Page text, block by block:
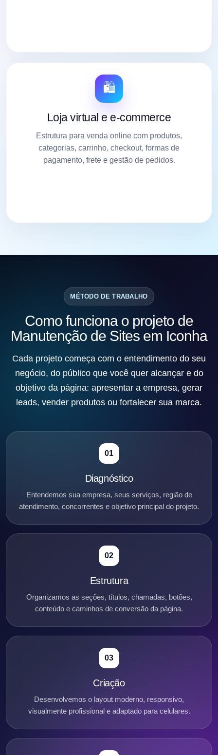
🛍️
Loja virtual e e-commerce
Estrutura para venda online com produtos,
categorias, carrinho, checkout, formas de
pagamento, frete e gestão de pedidos.
MÉTODO DE TRABALHO
Como funciona o projeto de
Manutenção de Sites em Iconha
Cada projeto começa com o entendimento do seu
negócio, do público que você quer alcançar e do
objetivo da página: apresentar a empresa, gerar
leads, vender produtos ou fortalecer sua marca.
01
Diagnóstico
Entendemos sua empresa, seus serviços, região de
atendimento, concorrentes e objetivo principal do projeto.
02
Estrutura
Organizamos as seções, títulos, chamadas, botões,
conteúdo e caminhos de conversão da página.
03
Criação
Desenvolvemos o layout moderno, responsivo,
visualmente profissional e adaptado para celulares.